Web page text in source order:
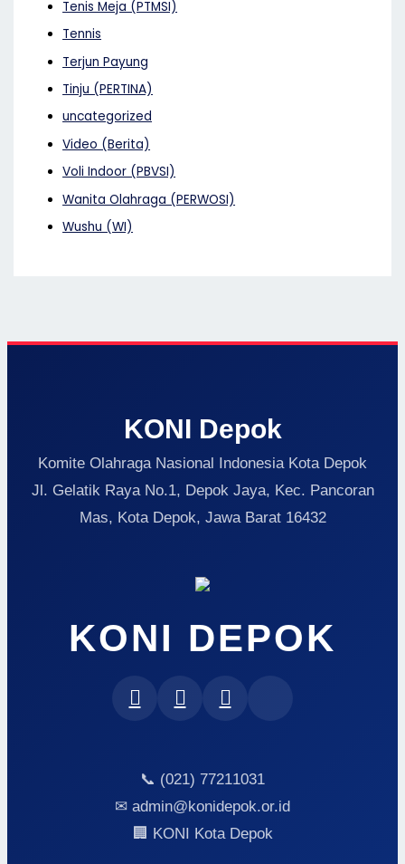
Tenis Meja (PTMSI)
Tennis
Terjun Payung
Tinju (PERTINA)
uncategorized
Video (Berita)
Voli Indoor (PBVSI)
Wanita Olahraga (PERWOSI)
Wushu (WI)
KONI Depok
Komite Olahraga Nasional Indonesia Kota Depok
Jl. Gelatik Raya No.1, Depok Jaya, Kec. Pancoran
Mas, Kota Depok, Jawa Barat 16432
KONI DEPOK
📞 (021) 77211031
✉ admin@konidepok.or.id
🏢 KONI Kota Depok